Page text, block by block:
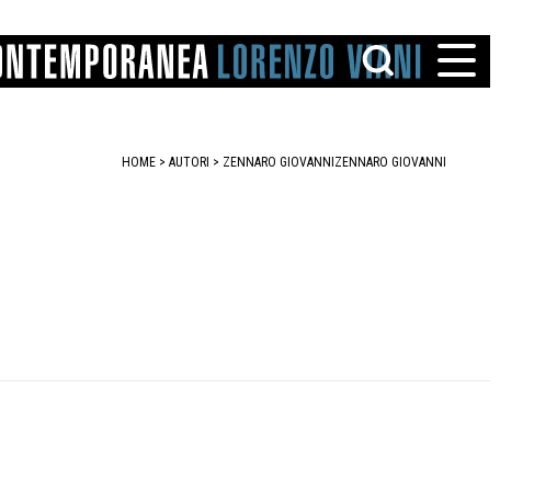
HOME > AUTORI > ZENNARO GIOVANNI ZENNARO GIOVANNI